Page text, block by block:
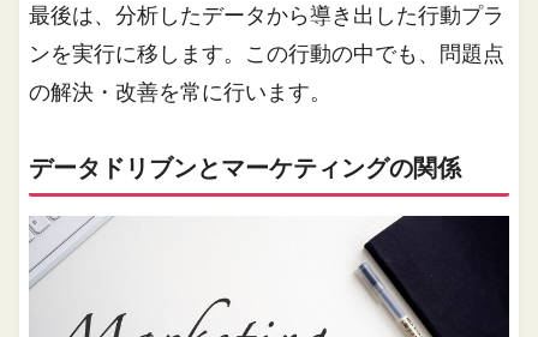
最後は、分析したデータから導き出した行動プラ
ンを実行に移します。この行動の中でも、問題点
の解決・改善を常に行います。
データドリブンとマーケティングの関係